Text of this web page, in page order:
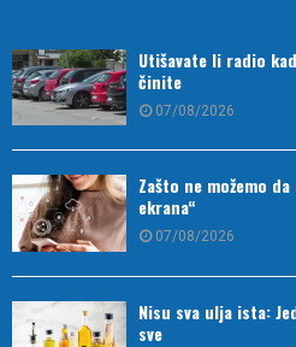
Utišavate li radio
činite
07/08/2026
Zašto ne možemo
ekrana“
07/08/2026
Nisu sva ulja ista:
sve